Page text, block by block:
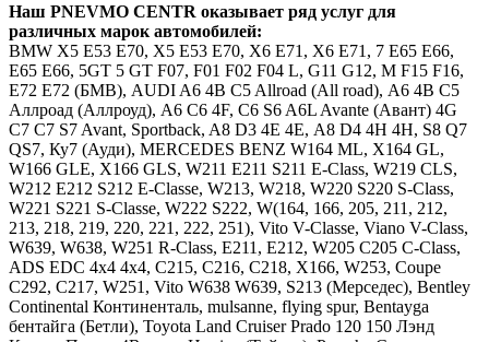
Наш PNEVMO CENTR оказывает ряд услуг для
различных марок автомобилей:
BMW Х5 E53 E70, X5 Е53 Е70, Х6 E71, X6 Е71, 7 E65 E66,
Е65 Е66, 5GT 5 GT F07, F01 F02 F04 L, G11 G12, M F15 F16,
E72 Е72 (БМВ), AUDI A6 4B C5 Allroad (All road), А6 4В С5
Аллроад (Аллроуд), A6 C6 4F, С6 S6 A6L Avante (Авант) 4G
C7 С7 S7 Avant, Sportback, A8 D3 4E 4Е, А8 D4 4H 4Н, S8 Q7
QS7, Ку7 (Ауди), MERCEDES BENZ W164 ML, X164 GL,
W166 GLE, X166 GLS, W211 E211 S211 E-Class, W219 CLS,
W212 E212 S212 E-Classe, W213, W218, W220 S220 S-Class,
W221 S221 S-Classe, W222 S222, W(164, 166, 205, 211, 212,
213, 218, 219, 220, 221, 222, 251), Vito V-Classe, Viano V-Class,
W639, W638, W251 R-Class, Е211, Е212, W205 C205 C-Class,
ADS EDC 4x4 4х4, C215, C216, C218, X166, W253, Coupe
C292, C217, W251, Vito W638 W639, S213 (Мерседес), Bentley
Continental Континенталь, mulsanne, flying spur, Bentayga
бентайга (Бетли), Toyota Land Cruiser Prado 120 150 Лэнд